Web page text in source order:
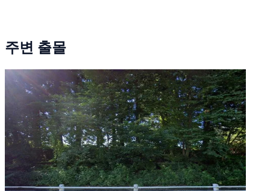
주변 출몰